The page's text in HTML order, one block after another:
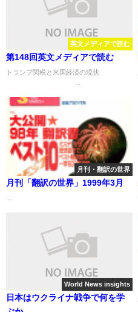
英文メディアで読む
第148回英文メディアで読む
トランプ関税と米国経済の現状
月刊・翻訳の世界
月刊「翻訳の世界」1999年3月
World News insights
日本はウクライナ戦争で何を学